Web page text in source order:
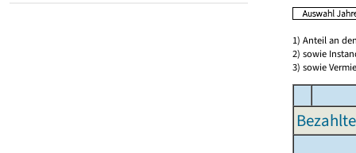
1) Anteil an
2) sowie
3) sowie